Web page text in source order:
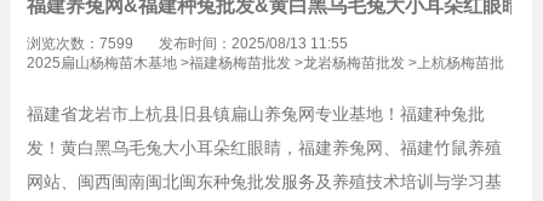
福建养兔网&福建种兔批发&黄白黑乌毛兔大小耳朵红眼睛
浏览次数：7599
发布时间：2025/08/13 11:55
2025扁山杨梅苗木基地>福建杨梅苗批发>龙岩杨梅苗批发>上杭杨梅苗批
福建省龙岩市上杭县旧县镇扁山养兔网专业基地！福建种兔批
发！黄白黑乌毛兔大小耳朵红眼睛，福建养兔网、福建竹鼠养殖
网站、闽西闽南闽北闽东种兔批发服务及养殖技术培训与学习基